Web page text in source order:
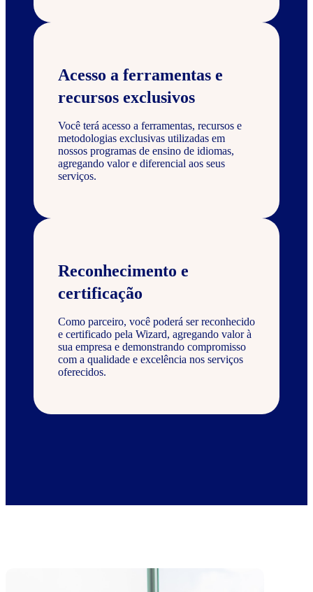
Acesso a ferramentas e
recursos exclusivos
Você terá acesso a ferramentas, recursos e
metodologias exclusivas utilizadas em
nossos programas de ensino de idiomas,
agregando valor e diferencial aos seus
serviços.
Reconhecimento e
certificação
Como parceiro, você poderá ser reconhecido
e certificado pela Wizard, agregando valor à
sua empresa e demonstrando compromisso
com a qualidade e excelência nos serviços
oferecidos.